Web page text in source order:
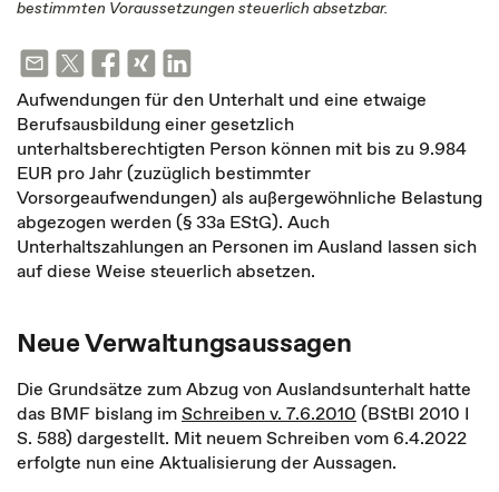
bestimmten Voraussetzungen steuerlich absetzbar.
Aufwendungen für den Unterhalt und eine etwaige
Berufsausbildung einer gesetzlich
unterhaltsberechtigten Person können mit bis zu 9.984
EUR pro Jahr (zuzüglich bestimmter
Vorsorgeaufwendungen) als außergewöhnliche Belastung
abgezogen werden (§ 33a EStG). Auch
Unterhaltszahlungen an Personen im Ausland lassen sich
auf diese Weise steuerlich absetzen.
Neue Verwaltungsaussagen
Die Grundsätze zum Abzug von Auslandsunterhalt hatte
das BMF bislang imSchreiben v. 7.6.2010 (BStBl 2010 I
S. 588) dargestellt. Mit neuem Schreiben vom 6.4.2022
erfolgte nun eine Aktualisierung der Aussagen.